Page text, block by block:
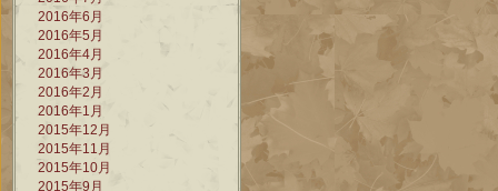
2016年6月
2016年5月
2016年4月
2016年3月
2016年2月
2016年1月
2015年12月
2015年11月
2015年10月
2015年9月